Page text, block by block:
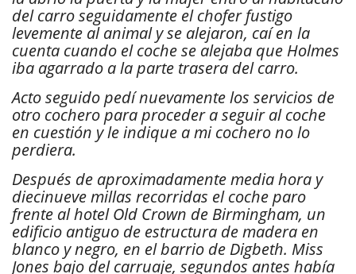
del carro seguidamente el chofer fustigo
levemente al animal y se alejaron, caí en la
cuenta cuando el coche se alejaba que Holmes
iba agarrado a la parte trasera del carro.
Acto seguido pedí nuevamente los servicios de
otro cochero para proceder a seguir al coche
en cuestión y le indique a mi cochero no lo
perdiera.
Después de aproximadamente media hora y
diecinueve millas recorridas el coche paro
frente al hotel Old Crown de Birmingham, un
edificio antiguo de estructura de madera en
blanco y negro, en el barrio de Digbeth. Miss
Jones bajo del carruaje, segundos antes había